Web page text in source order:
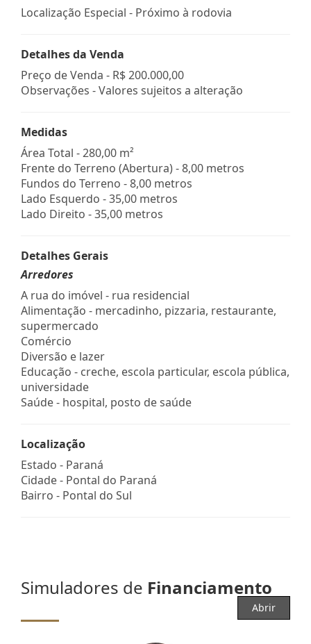
Localização Especial - Próximo à rodovia
Detalhes da Venda
Preço de Venda - R$ 200.000,00
Observações - Valores sujeitos a alteração
Medidas
Área Total - 280,00 m²
Frente do Terreno (Abertura) - 8,00 metros
Fundos do Terreno - 8,00 metros
Lado Esquerdo - 35,00 metros
Lado Direito - 35,00 metros
Detalhes Gerais
Arredores
A rua do imóvel - rua residencial
Alimentação - mercadinho, pizzaria, restaurante,
supermercado
Comércio
Diversão e lazer
Educação - creche, escola particular, escola pública,
universidade
Saúde - hospital, posto de saúde
Localização
Estado - Paraná
Cidade - Pontal do Paraná
Bairro - Pontal do Sul
Simuladores de Financiamento
Abrir